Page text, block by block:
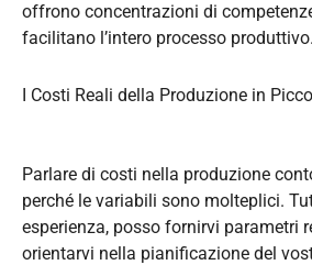
offrono concentrazioni di
facilitano l’intero processo produttivo.
I Costi Reali della Produzione in
Parlare di costi nella produzione
perché le variabili sono molteplici.
esperienza, posso fornirvi parametri
orientarvi nella pianificazione del